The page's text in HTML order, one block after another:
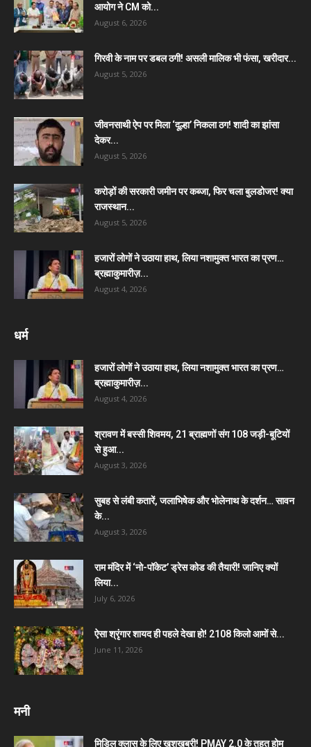
आयोग ने CM को...
August 6, 2026
गिरवी के नाम पर डबल ठगी! असली मालिक भी फंसा, खरीदार...
August 5, 2026
जीवनसाथी ऐप पर मिला ‘दूल्हा’ निकला ठग! शादी का झांसा
देकर...
August 5, 2026
करोड़ों की सरकारी जमीन पर कब्जा, फिर चला बुलडोजर! क्या
राजस्थान...
August 5, 2026
हजारों लोगों ने उठाया हाथ, लिया नशामुक्त भारत का प्रण…
ब्रह्माकुमारीज़...
August 4, 2026
धर्म
हजारों लोगों ने उठाया हाथ, लिया नशामुक्त भारत का प्रण…
ब्रह्माकुमारीज़...
August 4, 2026
श्रावण में बस्सी शिवमय, 21 ब्राह्मणों संग 108 जड़ी-बूटियों
से हुआ...
August 3, 2026
सुबह से लंबी कतारें, जलाभिषेक और भोलेनाथ के दर्शन… सावन
के...
August 3, 2026
राम मंदिर में ‘नो-पॉकेट’ ड्रेस कोड की तैयारी! जानिए क्यों
लिया...
July 6, 2026
ऐसा श्रृंगार शायद ही पहले देखा हो! 2108 किलो आमों से...
June 11, 2026
मनी
मिडिल क्लास के लिए खुशखबरी! PMAY 2.0 के तहत होम